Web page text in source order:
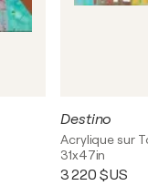
Destino
Acrylique sur
31x47in
3 220 $US